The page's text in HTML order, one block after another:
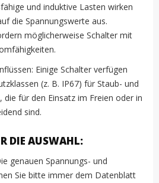
und induktive Lasten wirken
die Spannungswerte aus.
möglicherweise Schalter mit
Einige Schalter verfügen
(z. B. IP67) für Staub- und
die für den Einsatz im Freien oder in
sind.
DIE AUSWAHL:
genauen Spannungs- und
Sie bitte immer dem Datenblatt